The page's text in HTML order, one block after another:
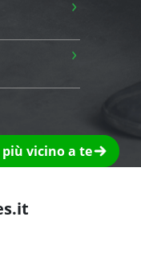
›
vicino a te